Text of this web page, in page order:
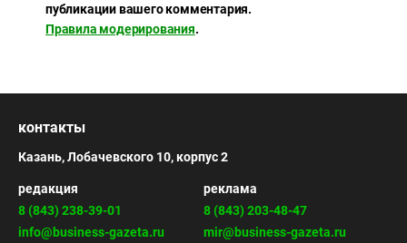
публикации вашего комментария.
Правила модерирования.
контакты
Казань, Лобачевского 10, корпус 2
редакция
8 (843) 238-39-01
info@business-gazeta.ru
реклама
8 (843) 203-48-47
mir@business-gazeta.ru